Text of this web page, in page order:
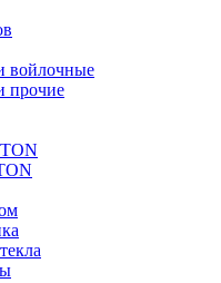
войлочные
прочие